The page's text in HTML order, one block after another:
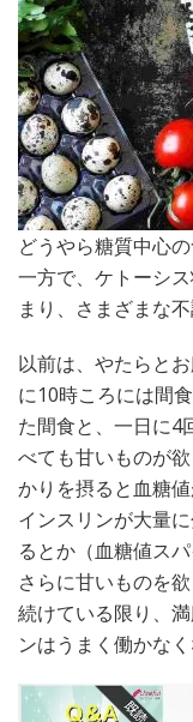
どうやら糖質中心
一方で、ケトーシ
まり、さまざまな
以前は、やたらと
に10時ころには間
た間食と、一日に4
べても甘いものが
かりを摂ると血糖
インスリンが大量
るとか（血糖値ス
さらに甘いものを
続けている限り、
ンはうまく働かなく